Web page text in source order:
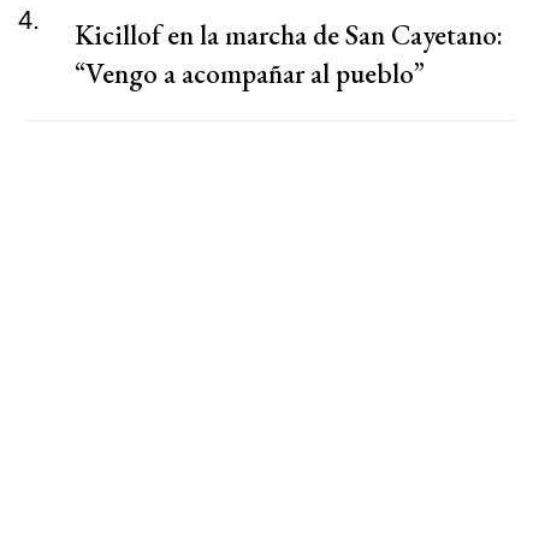
4.
Kicillof en la marcha de San Cayetano:
“Vengo a acompañar al pueblo”